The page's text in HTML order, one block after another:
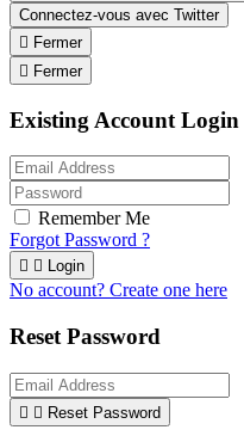
Connectez-vous avec Twitter
 Fermer
 Fermer
Existing Account Login
Remember Me
Forgot Password ?
  Login
No account? Create one here
Reset Password
  Reset Password